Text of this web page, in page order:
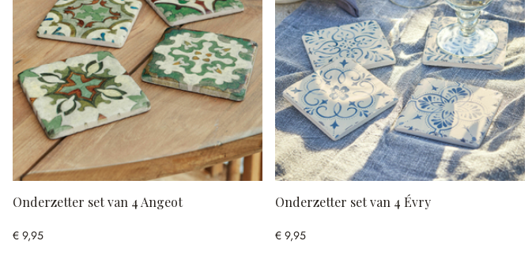
Onderzetter set van 4 Angeot
€ 9,95
Onderzetter set van 4 Évry
€ 9,95